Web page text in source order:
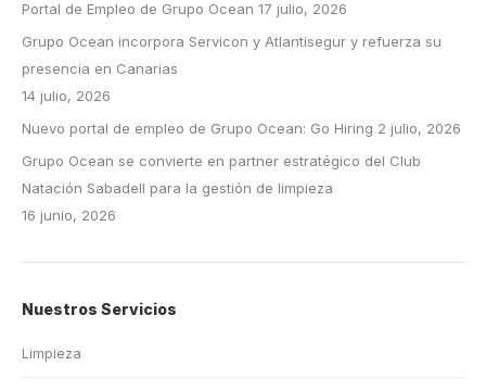
Portal de Empleo de Grupo Ocean 17 julio, 2026
Grupo Ocean incorpora Servicon y Atlantisegur y refuerza su
presencia en Canarias
14 julio, 2026
Nuevo portal de empleo de Grupo Ocean: Go Hiring 2 julio, 2026
Grupo Ocean se convierte en partner estratégico del Club
Natación Sabadell para la gestión de limpieza
16 junio, 2026
Nuestros Servicios
Limpieza